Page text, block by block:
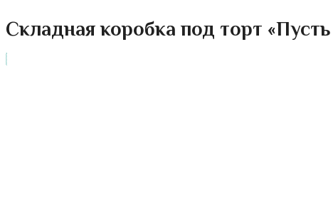
Складная коробка под торт